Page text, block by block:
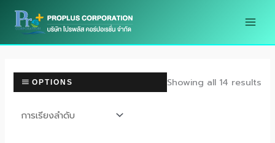
Skip
OPTIONS Showing all 14 results